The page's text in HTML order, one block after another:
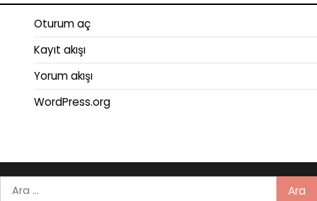
Oturum aç
Kayıt akışı
Yorum akışı
WordPress.org
Arama: